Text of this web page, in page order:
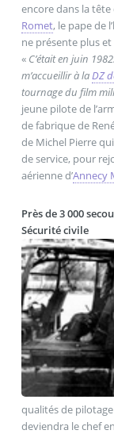
encore dans la tête
Romet, le pape de
ne présente plus
« C’était en juin
m’accueillir à laDZ
tournage du film
jeune pilote de
de fabrique de
de Michel Pierre
de service, pour
aérienne d’Annecy
Près de 3 000
Sécurité civile
qualités de
deviendra le chef